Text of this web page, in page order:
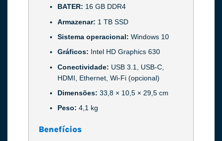
BATER: 16 GB DDR4
Armazenar: 1 TB SSD
Sistema operacional: Windows 10
Gráficos: Intel HD Graphics 630
Conectividade: USB 3.1, USB-C,
HDMI, Ethernet, Wi-Fi (opcional)
Dimensões: 33,8 × 10,5 × 29,5 cm
Peso: 4,1 kg
Benefícios